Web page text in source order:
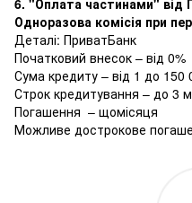
Одноразова комісія при
Деталі: ПриватБанк
Початковий внесок – від 0%
Сума кредиту – від 1 до 150
Строк кредитування – до 3
Погашення – щомісяця
Можливе дострокове